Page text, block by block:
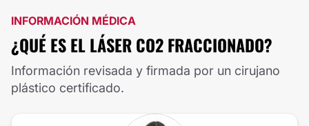
INFORMACIÓN MÉDICA
¿QUÉ ES EL LÁSER CO2 FRACCIONADO?
Información revisada y firmada por un cirujano
plástico certificado.